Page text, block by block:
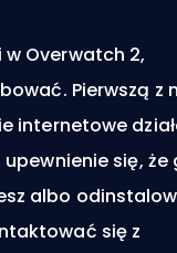
Overwatch 2,
Pierwszą z
internetowe
się, że
albo
się z